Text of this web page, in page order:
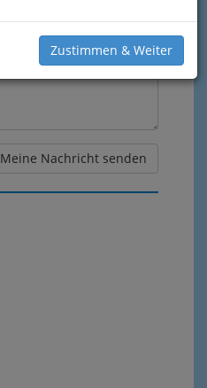
Zustimmen & Weiter
Meine Nachricht senden